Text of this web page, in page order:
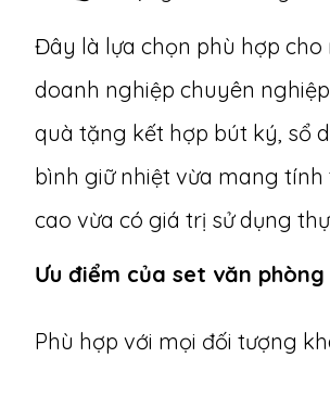
Đây là lựa chọn phù hợp cho
doanh nghiệp chuyên
quà tặng kết hợp bút ký, sổ
bình giữ nhiệt vừa mang
cao vừa có giá trị sử dụng
Ưu điểm của set văn phòng
Phù hợp với mọi đối tượng